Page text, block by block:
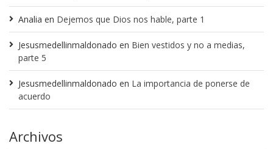
Analia en Dejemos que Dios nos hable, parte 1
Jesusmedellinmaldonado en Bien vestidos y no a medias,
parte 5
Jesusmedellinmaldonado en La importancia de ponerse de
acuerdo
Archivos